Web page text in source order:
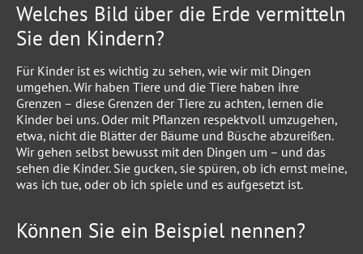
Welches Bild über die Erde vermitteln
Sie den Kindern?
Für Kinder ist es wichtig zu sehen, wie wir mit Dingen
umgehen. Wir haben Tiere und die Tiere haben ihre
Grenzen – diese Grenzen der Tiere zu achten, lernen die
Kinder bei uns. Oder mit Pflanzen respektvoll umzugehen,
etwa, nicht die Blätter der Bäume und Büsche abzureißen.
Wir gehen selbst bewusst mit den Dingen um – und das
sehen die Kinder. Sie gucken, sie spüren, ob ich ernst meine,
was ich tue, oder ob ich spiele und es aufgesetzt ist.
Können Sie ein Beispiel nennen?